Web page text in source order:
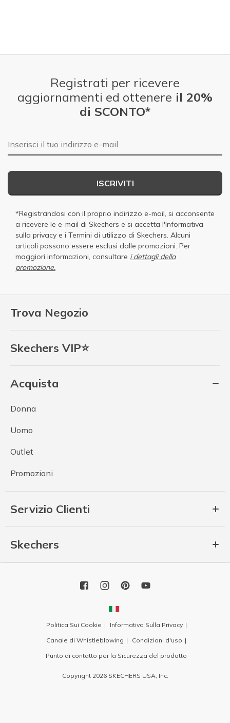
Trova Negozio
Skechers VIP⭐
Acquista
Donna
Uomo
Outlet
Promozioni
Servizio Clienti
Skechers
Registrati per ricevere
aggiornamenti ed ottenere il 20%
di SCONTO*
E-mail
ISCRIVITI
*Registrandosi con il proprio indirizzo e-mail, si acconsente
a ricevere le e-mail di Skechers e si accetta l'Informativa
sulla privacy e i Termini di utilizzo di Skechers. Alcuni
articoli possono essere esclusi dalle promozioni. Per
maggiori informazioni, consultare i dettagli della
promozione.
Politica Sui Cookie
Informativa Sulla Privacy
Canale di Whistleblowing
Condizioni d'uso
Punto di contatto per la Sicurezza del prodotto
Copyright 2026 SKECHERS USA, Inc.